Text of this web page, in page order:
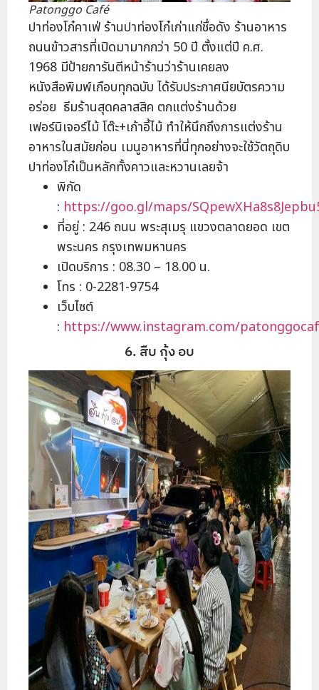
Patonggo Café
ปาท่องโก๋คาเฟ่ ร้านปาท่องโก๋เก่าแก่ชื่อดัง ร้านอาหาร
ถนนข้าวสารที่เปิดมามากกว่า 50 ปี ตั้งแต่ปี ค.ศ.
1968 มีป้ายการันตีหน้าร้านว่าร้านเคยลง
หนังสือพิมพ์เกือบทุกฉบับ ได้รับประกาศนียบัตรความ
อร่อย ธีมร้านสุดคลาสสิค ตกแต่งร้านด้วย
เฟอร์นิเจอร์ไม้ โต๊ะ+เก้าอี้ไม้ ทำให้นึกถึงการแต่งร้าน
อาหารในสมัยก่อน เมนูอาหารที่นี่ทุกอย่างจะใช้วัตถุดิบ
ปาท่องโก๋เป็นหลักทั้งคาวและหวานเลยจ้า
พิกัด
: https://goo.gl/maps/
ที่อยู่ : 246 ถนน พระสุเมรุ แขวงตลาดยอด เขต
พระนคร กรุงเทพมหานคร
เปิดบริการ : 08.30 – 18.00 น.
โทร : 0-2281-9754
เว็บไซต์
: https://www.instagram.com/
6. สืบ กุ้ง อบ